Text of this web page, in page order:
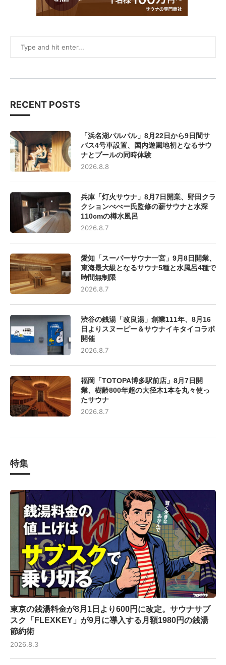
RECENT POSTS
「浜名湖パルパル」8月22日から9日間サ
バス4号車設置、国内遊園地初となるサウ
ナとプールの同時体験
2026.8.8
兵庫「灯火サウナ」8月7日開業、野田クラ
クションべべー氏監修の薪サウナと水深
110cmの樽水風呂
2026.8.7
愛知「スーパーサウナ一宮」9月8日開業、
東海最大級となるサウナ5種と水風呂4種で
時間無制限
2026.8.7
渋谷の銭湯「改良湯」創業111年、8月16
日よりスヌーピー＆サウナイキタイコラボ
開催
2026.8.7
福岡「TOTOPA博多駅前店」8月7日開
業、樹齢800年超の大径木1本を丸々使っ
たサウナ
2026.8.7
特集
東京の銭湯料金が8月1日より600円に改定。サウナサブ
スク「FLEXKEY」が9月に導入する月額1980円の銭湯
節約術
2026.8.3